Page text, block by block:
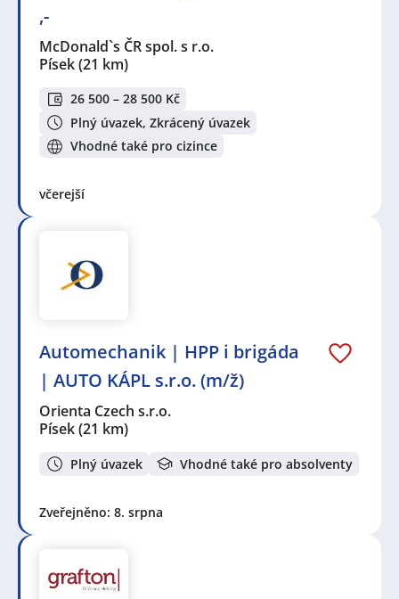
,-
McDonald`s ČR spol. s r.o.
Písek(21 km)
26 500 – 28 500 Kč
Plný úvazek, Zkrácený úvazek
Vhodné také pro cizince
včerejší
Automechanik | HPP i brigáda
| AUTO KÁPL s.r.o. (m/ž)
Orienta Czech s.r.o.
Písek(21 km)
Plný úvazek Vhodné také pro absolventy
Zveřejněno: 8. srpna